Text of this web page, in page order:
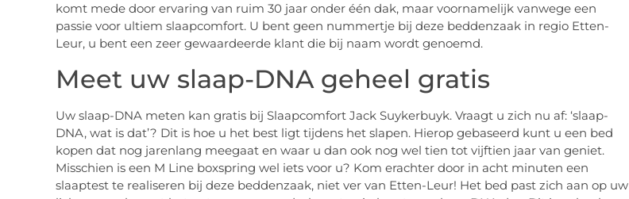
komt mede door ervaring van ruim 30 jaar onder één dak, maar voornamelijk vanwege een
passie voor ultiem slaapcomfort. U bent geen nummertje bij deze beddenzaak in regio Etten-
Leur, u bent een zeer gewaardeerde klant die bij naam wordt genoemd.
Meet uw slaap-DNA geheel gratis
Uw slaap-DNA meten kan gratis bij Slaapcomfort Jack Suykerbuyk. Vraagt u zich nu af: ‘slaap-
DNA, wat is dat’? Dit is hoe u het best ligt tijdens het slapen. Hierop gebaseerd kunt u een bed
kopen dat nog jarenlang meegaat en waar u dan ook nog wel tien tot vijftien jaar van geniet.
Misschien is een M Line boxspring wel iets voor u? Kom erachter door in acht minuten een
slaaptest te realiseren bij deze beddenzaak, niet ver van Etten-Leur! Het bed past zich aan op uw